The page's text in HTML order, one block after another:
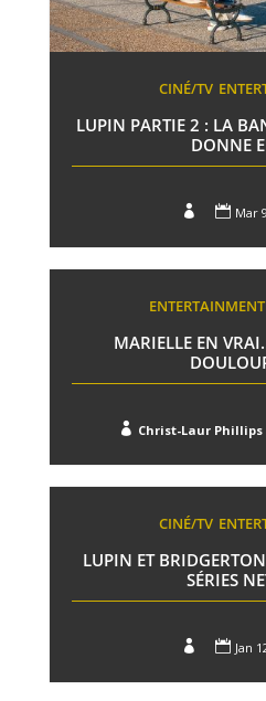
CINÉ/TV
LUPIN PARTIE 2 : LA
DONNE
  Mar
ENTERTAINMENT
MARIELLE EN
 Christ-Laur Phillips
CINÉ/TV
LUPIN ET
SÉRIES
  Jan